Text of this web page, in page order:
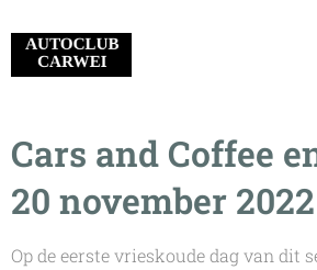
Cars and Coffee
20 november 2022
Op de eerste vrieskoude dag van dit